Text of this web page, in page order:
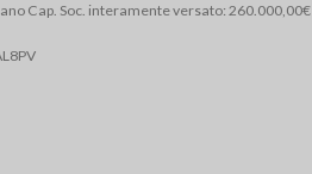
Cap. Soc. interamente versato: 260.000,00€